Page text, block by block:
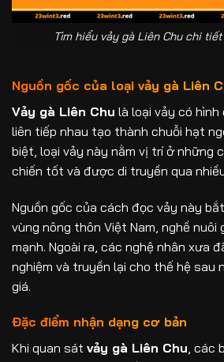
Tìm hiểu vảy gà Liên Chu chi
Nguồn gốc của loại vảy gà Liên
Vảy gà Liên Chu là loại vảy có
liên tiếp nhau tạo thành chuỗi hạt
biệt, loại vảy này nằm vị trí ở những
chiến tốt và được di truyền qua
Nguồn gốc của cách đọc vảy này
vùng nông thôn Việt Nam, nghề nuôi
mạnh. Ngoài ra, các nghệ nhân xưa
nghiệm và truyền lại cho thế hệ sau
giá.
Đặc điểm nhận dạng cơ bản
Khi quan sát vảy gà Liên Chu, các